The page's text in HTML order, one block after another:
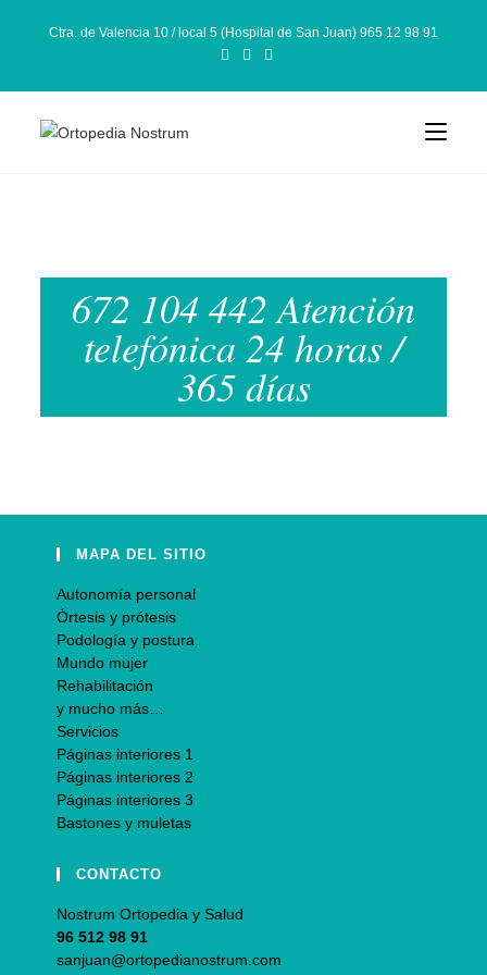
Ctra. de Valencia 10 / local 5 (Hospital de San Juan) 965 12 98 91
672 104 442 Atención
telefónica 24 horas /
365 días
MAPA DEL SITIO
Autonomía personal
Órtesis y prótesis
Podología y postura
Mundo mujer
Rehabilitación
y mucho más…
Servicios
Páginas interiores 1
Páginas interiores 2
Páginas interiores 3
Bastones y muletas
CONTACTO
Nostrum Ortopedia y Salud
96 512 98 91
sanjuan@ortopedianostrum.com